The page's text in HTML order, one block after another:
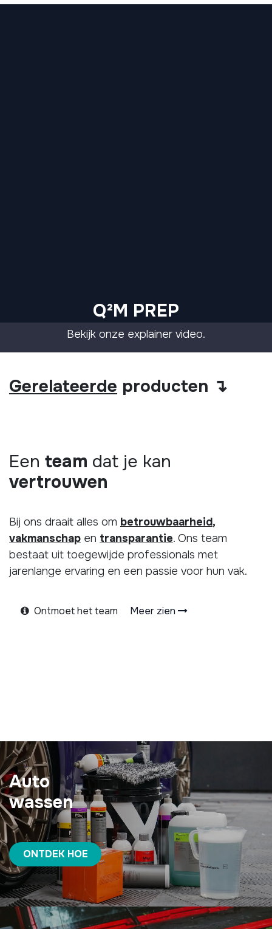
Q²M PREP
Bekijk onze explainer video.
Gerelateerde producten ↴
Een team dat je kan
vertrouwen
Bij ons draait alles om betrouwbaarheid,
vakmanschap en transparantie. Ons team
bestaat uit toegewijde professionals met
jarenlange ervaring en een passie voor hun vak.
Ontmoet het team Meer zien
Auto
wassen
ONTDEK HOE